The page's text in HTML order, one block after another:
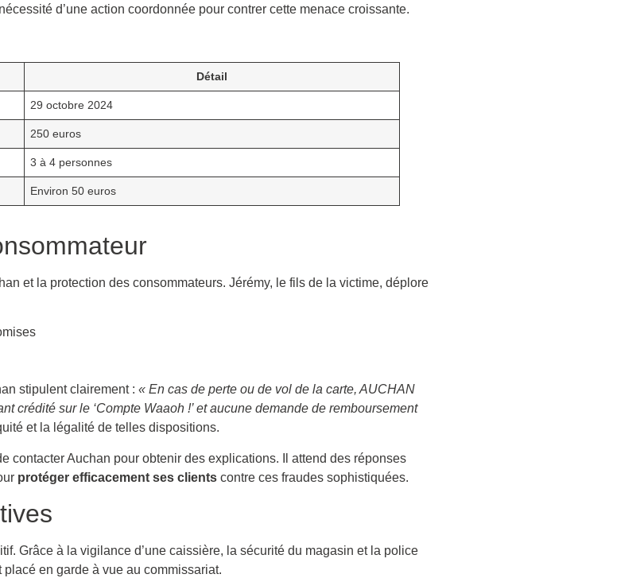
d’une action coordonnée pour contrer cette menace croissante.
Détail
29 octobre 2024
250 euros
3 à 4 personnes
Environ 50 euros
et la protection des consommateurs. Jérémy, le fils de la victime, déplore
stipulent clairement : « En cas de perte ou de vol de la carte, AUCHAN
crédité sur le ‘Compte Waaoh !’ et aucune demande de remboursement
et la légalité de telles dispositions.
contacter Auchan pour obtenir des explications. Il attend des réponses
protéger efficacement ses clients contre ces fraudes sophistiquées.
Grâce à la vigilance d’une caissière, la sécurité du magasin et la police
en garde à vue au commissariat.